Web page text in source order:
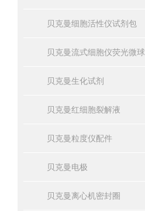
贝克曼细胞活性仪试剂包
贝克曼流式细胞仪荧光微球
贝克曼生化试剂
贝克曼红细胞裂解液
贝克曼粒度仪配件
贝克曼电极
贝克曼离心机密封圈